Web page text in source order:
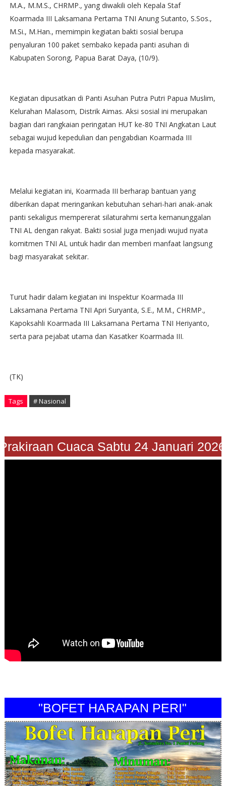
M.A., M.M.S., CHRMP., yang diwakili oleh Kepala Staf
Koarmada III Laksamana Pertama TNI Anung Sutanto, S.Sos.,
M.Si., M.Han., memimpin kegiatan bakti sosial berupa
penyaluran 100 paket sembako kepada panti asuhan di
Kabupaten Sorong, Papua Barat Daya, (10/9).
Kegiatan dipusatkan di Panti Asuhan Putra Putri Papua Muslim,
Kelurahan Malasom, Distrik Aimas. Aksi sosial ini merupakan
bagian dari rangkaian peringatan HUT ke-80 TNI Angkatan Laut
sebagai wujud kepedulian dan pengabdian Koarmada III
kepada masyarakat.
Melalui kegiatan ini, Koarmada III berharap bantuan yang
diberikan dapat meringankan kebutuhan sehari-hari anak-anak
panti sekaligus mempererat silaturahmi serta kemanunggalan
TNI AL dengan rakyat. Bakti sosial juga menjadi wujud nyata
komitmen TNI AL untuk hadir dan memberi manfaat langsung
bagi masyarakat sekitar.
Turut hadir dalam kegiatan ini Inspektur Koarmada III
Laksamana Pertama TNI Apri Suryanta, S.E., M.M., CHRMP.,
Kapoksahli Koarmada III Laksamana Pertama TNI Heriyanto,
serta para pejabat utama dan Kasatker Koarmada III.
(TK)
Tags # Nasional
Cuaca Sabtu 24 Januari 2026"
"BOFET HARAPAN PERI"